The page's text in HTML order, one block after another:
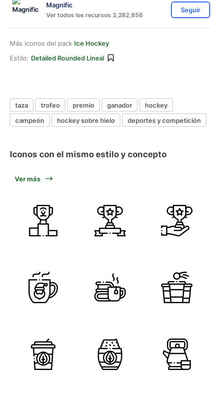
Magnific
Ver todos los recursos 3,282,856
Seguir
Más iconos del pack Ice Hockey
Estilo: Detailed Rounded Lineal
taza trofeo premio ganador
hockey
campeón
hockey sobre hielo deportes y competición
Iconos con el mismo estilo y concepto
Ver más